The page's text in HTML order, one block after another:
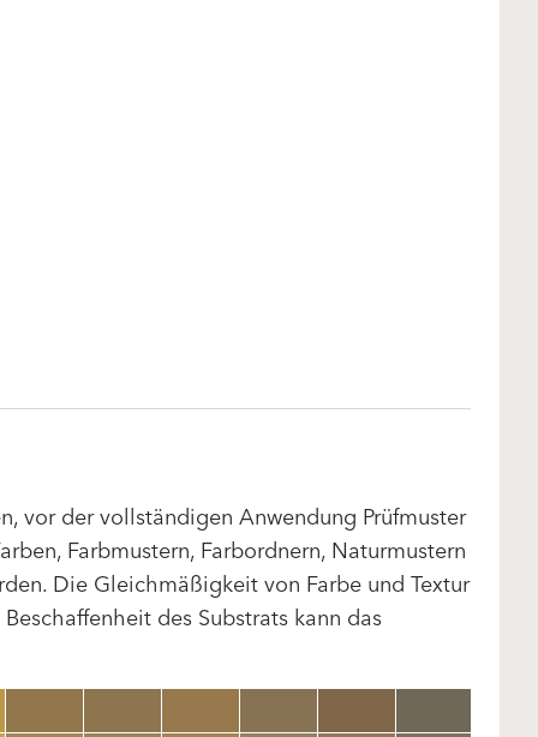
vor der vollständigen Anwendung Prüfmuster
Farbmustern, Farbordnern, Naturmustern
Die Gleichmäßigkeit von Farbe und Textur
des Substrats kann das